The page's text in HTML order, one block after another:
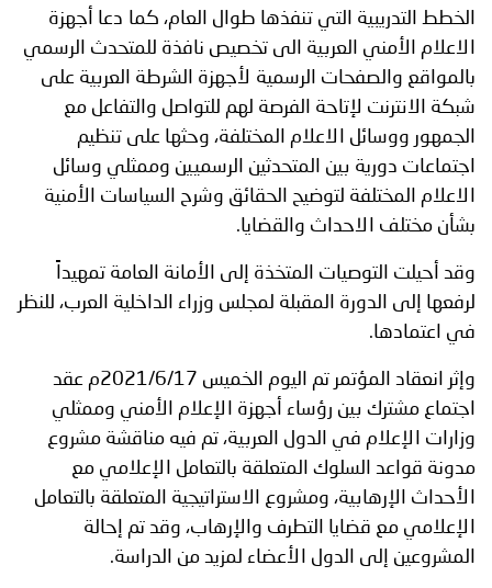
الخطط التدريبية التي تنفذها طوال العام، كما دعا أجهزة
الاعلام الأمني العربية الى تخصيص نافذة للمتحدث الرسمي
بالمواقع والصفحات الرسمية لأجهزة الشرطة العربية على
شبكة الانترنت لإتاحة الفرصة لهم للتواصل والتفاعل مع
الجمهور ووسائل الاعلام المختلفة، وحثها على تنظيم
اجتماعات دورية بين المتحدثين الرسميين وممثلي وسائل
الاعلام المختلفة لتوضيح الحقائق وشرح السياسات الأمنية
بشأن مختلف الاحداث والقضايا.
وقد أحيلت التوصيات المتخذة إلى الأمانة العامة تمهيداً
لرفعها إلى الدورة المقبلة لمجلس وزراء الداخلية العرب، للنظر
في اعتمادها.
وإثر انعقاد المؤتمر تم اليوم الخميس 2021/6/17م عقد
اجتماع مشترك بين رؤساء أجهزة الإعلام الأمني وممثلي
وزارات الإعلام في الدول العربية، تم فيه مناقشة مشروع
مدونة قواعد السلوك المتعلقة بالتعامل الإعلامي مع
الأحداث الإرهابية، ومشروع الاستراتيجية المتعلقة بالتعامل
الإعلامي مع قضايا التطرف والإرهاب، وقد تم إحالة
المشروعين إلى الدول الأعضاء لمزيد من الدراسة.